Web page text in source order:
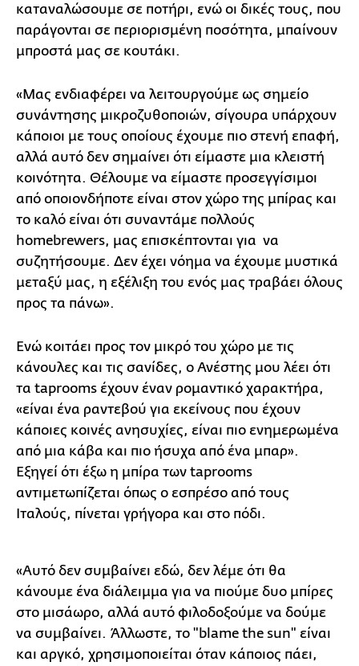
καταναλώσουμε σε ποτήρι, ενώ οι δικές τους, που
παράγονται σε περιορισμένη ποσότητα, μπαίνουν
μπροστά μας σε κουτάκι.
«Μας ενδιαφέρει να λειτουργούμε ως σημείο
συνάντησης μικροζυθοποιών, σίγουρα υπάρχουν
κάποιοι με τους οποίους έχουμε πιο στενή επαφή,
αλλά αυτό δεν σημαίνει ότι είμαστε μια κλειστή
κοινότητα. Θέλουμε να είμαστε προσεγγίσιμοι
από οποιονδήποτε είναι στον χώρο της μπίρας και
το καλό είναι ότι συναντάμε πολλούς
homebrewers, μας επισκέπτονται για να
συζητήσουμε. Δεν έχει νόημα να έχουμε μυστικά
μεταξύ μας, η εξέλιξη του ενός μας τραβάει όλους
προς τα πάνω».
Ενώ κοιτάει προς τον μικρό του χώρο με τις
κάνουλες και τις σανίδες, ο Ανέστης μου λέει ότι
τα taprooms έχουν έναν ρομαντικό χαρακτήρα,
«είναι ένα ραντεβού για εκείνους που έχουν
κάποιες κοινές ανησυχίες, είναι πιο ενημερωμένα
από μια κάβα και πιο ήσυχα από ένα μπαρ».
Εξηγεί ότι έξω η μπίρα των taprooms
αντιμετωπίζεται όπως ο εσπρέσο από τους
Ιταλούς, πίνεται γρήγορα και στο πόδι.
«Αυτό δεν συμβαίνει εδώ, δεν λέμε ότι θα
κάνουμε ένα διάλειμμα για να πιούμε δυο μπίρες
στο μισάωρο, αλλά αυτό φιλοδοξούμε να δούμε
να συμβαίνει. Άλλωστε, το "blame the sun" είναι
και αργκό, χρησιμοποιείται όταν κάποιος πάει,